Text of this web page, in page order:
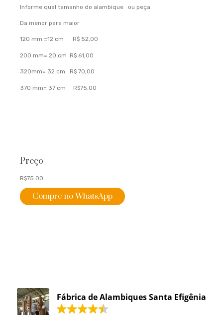
Informe qual tamanho do alambique ou peça
Da menor para maior
120 mm =12 cm R$ 52,00
200 mm= 20 cm R$ 61,00
320mm= 32 cm R$ 70,00
370 mm= 37 cm R$75,00
Preço
R$75.00
Compre no WhatsApp
Fábrica de Alambiques Santa Efigênia